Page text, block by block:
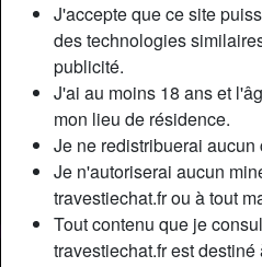
J'accepte que ce site
des technologies
publicité.
J'ai au moins 18 ans et
mon lieu de résidence.
Je ne redistribuerai aucun
Je n'autoriserai aucun
travestiechat.fr ou à tout
Tout contenu que je
travestiechat.fr est
Département:
Sexe:
Sexualité:
Relation:
Couleur des cheveux:
Couleur des yeux:
Fumeur(euse):